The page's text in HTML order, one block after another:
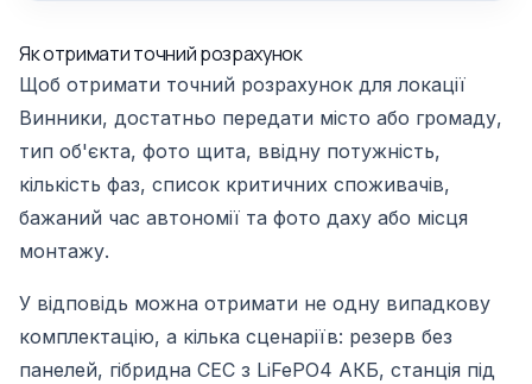
Як отримати точний розрахунок
Щоб отримати точний розрахунок для локації
Винники, достатньо передати місто або громаду,
тип об'єкта, фото щита, ввідну потужність,
кількість фаз, список критичних споживачів,
бажаний час автономії та фото даху або місця
монтажу.
У відповідь можна отримати не одну випадкову
комплектацію, а кілька сценаріїв: резерв без
панелей, гібридна СЕС з LiFePO4 АКБ, станція під